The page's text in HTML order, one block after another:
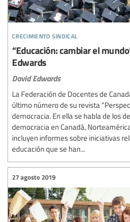
crecimiento sindical
“Educación: cambiar el
Edwards
David Edwards
La Federación de Docentes de
último número de su revista
democracia. En ella se habla de los
democracia en Canadá,
incluyen informes sobre iniciativas
educación que se han...
27 agosto 2019